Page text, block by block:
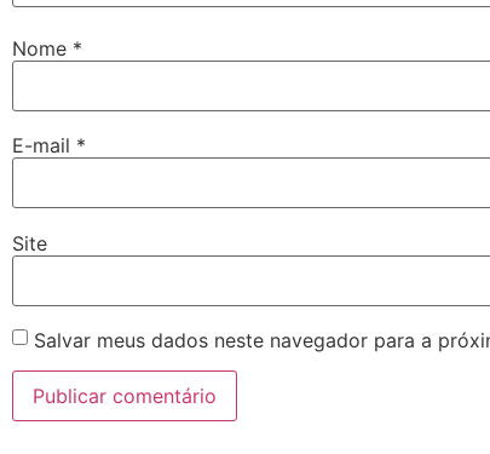
Nome *
E-mail *
Site
Salvar meus dados neste navegador para a